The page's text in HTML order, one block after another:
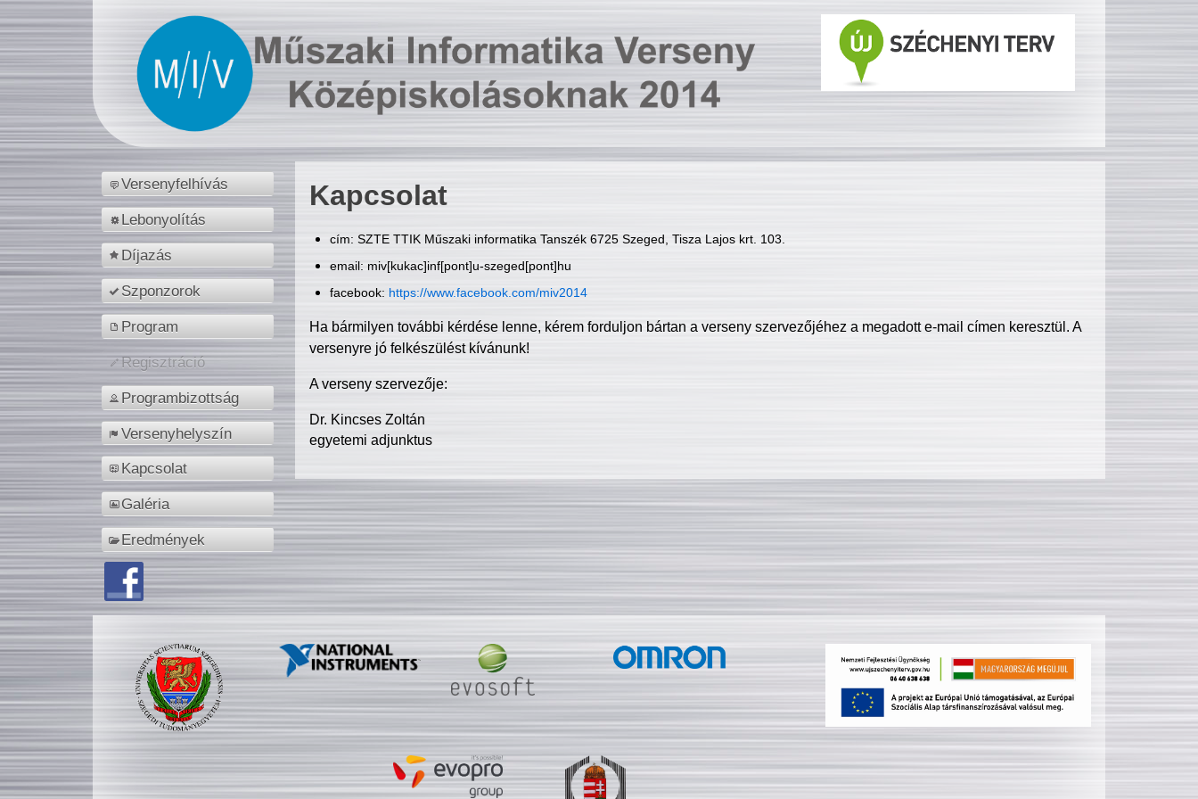
Versenyfelhívás
Lebonyolítás
Díjazás
Szponzorok
Program
Regisztráció
Programbizottság
Versenyhelyszín
Kapcsolat
Galéria
Eredmények
Kapcsolat
cím: SZTE TTIK Műszaki informatika Tanszék 6725 Szeged, Tisza Lajos krt. 103.
email: miv[kukac]inf[pont]u-szeged[pont]hu
facebook: https://www.facebook.com/miv2014
Ha bármilyen további kérdése lenne, kérem forduljon bártan a verseny szervezőjéhez a megadott e-mail címen keresztül. A
versenyre jó felkészülést kívánunk!
A verseny szervezője:
Dr. Kincses Zoltán
egyetemi adjunktus